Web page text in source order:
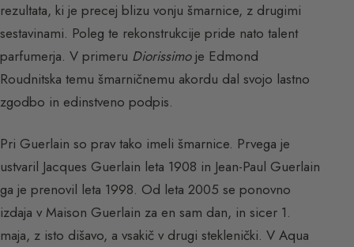
rezultata, ki je precej blizu vonju šmarnice, z drugimi
sestavinami. Poleg te rekonstrukcije pride nato talent
parfumerja. V primeru Diorissimoje Edmond
Roudnitska temu šmarničnemu akordu dal svojo lastno
zgodbo in edinstveno podpis.
Pri Guerlain so prav tako imeli šmarnice. Prvega je
ustvaril Jacques Guerlain leta 1908 in Jean-Paul Guerlain
ga je prenovil leta 1998. Od leta 2005 se ponovno
izdaja v Maison Guerlain za en sam dan, in sicer 1.
maja, z isto dišavo, a vsakič v drugi steklenički. V Aqua